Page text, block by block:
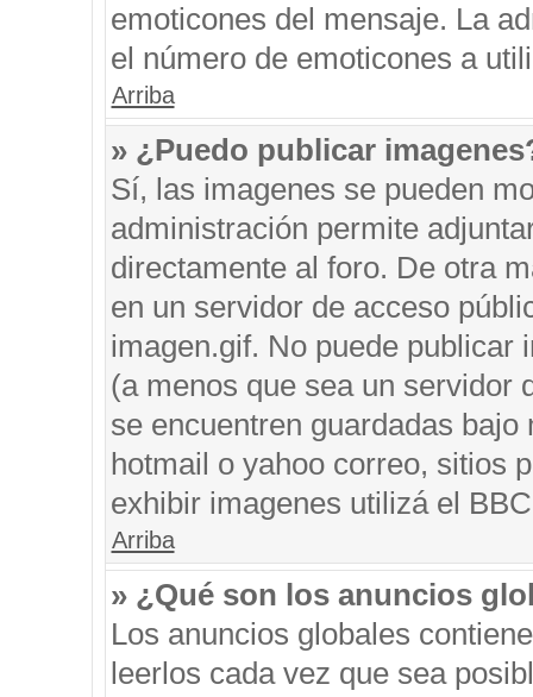
emoticones del mensaje. La
el número de emoticones a
Arriba
» ¿Puedo publicar
Sí, las imagenes se pueden
administración permite
directamente al foro. De otra
en un servidor de acceso
imagen.gif. No puede publicar
(a menos que sea un servidor
se encuentren guardadas
hotmail o yahoo correo, sitios
exhibir imagenes utilizá el
Arriba
» ¿Qué son los anuncios
Los anuncios globales
leerlos cada vez que sea